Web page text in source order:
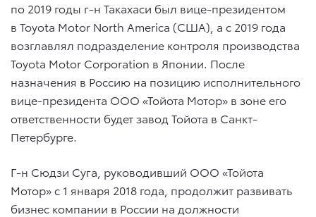
по 2019 годы г-н Такахаси был вице-президентом
в Toyota Motor North America (США), а с 2019 года
возглавлял подразделение контроля производства
Toyota Motor Corporation в Японии. После
назначения в Россию на позицию исполнительного
вице-президента ООО «Тойота Мотор» в зоне его
ответственности будет завод Тойота в Санкт-
Петербурге.
Г-н Сюдзи Суга, руководивший ООО «Тойота
Мотор» с 1 января 2018 года, продолжит развивать
бизнес компании в России на должности